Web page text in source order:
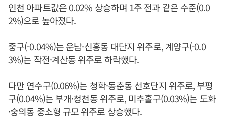
인천 아파트값은 0.02% 상승하며 1주 전과 같은 수준(0.0
2%)으로 높아졌다.
중구(-0.04%)는 운남·신흥동 대단지 위주로, 계양구(-0.0
3%)는 작전·계산동 위주로 하락했다.
다만 연수구(0.06%)는 청학·동춘동 선호단지 위주로, 부평
구(0.04%)는 부개·청천동 위주로, 미추홀구(0.03%)는 도화
·숭의동 중소형 규모 위주로 상승했다.